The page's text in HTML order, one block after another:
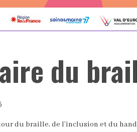
du
du braille, de l’inclusion et du